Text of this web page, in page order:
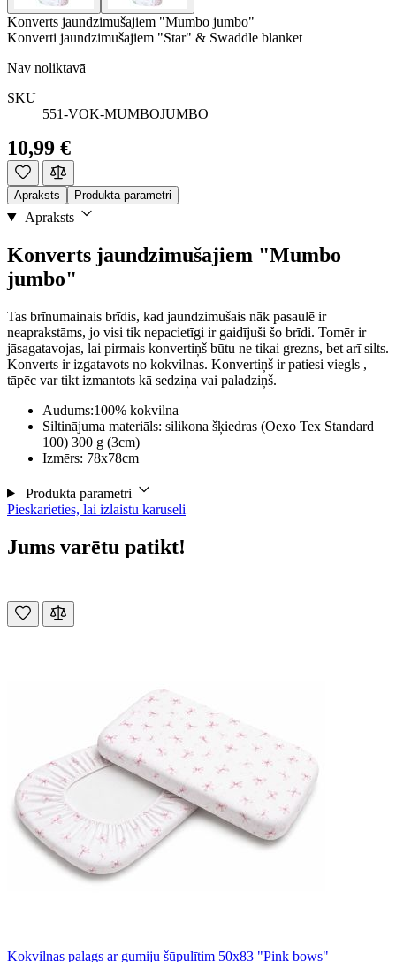
Konverts jaundzimušajiem "Mumbo jumbo"
Konverti jaundzimušajiem "Star" & Swaddle blanket
Nav noliktavā
SKU
551-VOK-MUMBOJUMBO
10,99 €
Apraksts Produkta parametri
Apraksts
Konverts jaundzimušajiem "Mumbo
jumbo"
Tas brīnumainais brīdis, kad jaundzimušais nāk pasaulē ir
neaprakstāms, jo visi tik nepacietīgi ir gaidījuši šo brīdi. Tomēr ir
jāsagatavojas, lai pirmais konvertiņš būtu ne tikai grezns, bet arī silts.
Konverts ir izgatavots no kokvilnas. Konvertiņš ir patiesi viegls ,
tāpēc var tikt izmantots kā sedziņa vai paladziņš.
Audums:100% kokvilna
Siltinājuma materiāls: silikona šķiedras (Oexo Tex Standard
100) 300 g (3cm)
Izmērs: 78x78cm
Produkta parametri
Pieskarieties, lai izlaistu karuseli
Jums varētu patikt!
Kokvilnas palags ar gumiju šūpulītim 50x83 "Pink bows"